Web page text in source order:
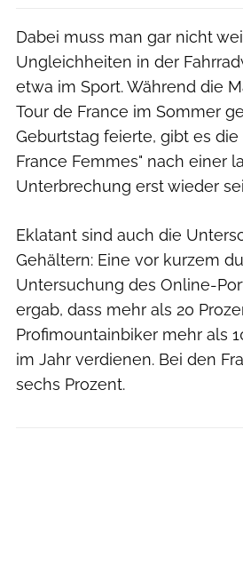
Dabei muss man gar nicht
Ungleichheiten in der
etwa im Sport. Während die
Tour de France im Sommer
Geburtstag feierte, gibt es die
France Femmes" nach einer
Unterbrechung erst wieder
Eklatant sind auch die
Gehältern: Eine vor kurzem
Untersuchung des Online-
ergab, dass mehr als 20
Profimountainbiker mehr als
im Jahr verdienen. Bei den
sechs Prozent.